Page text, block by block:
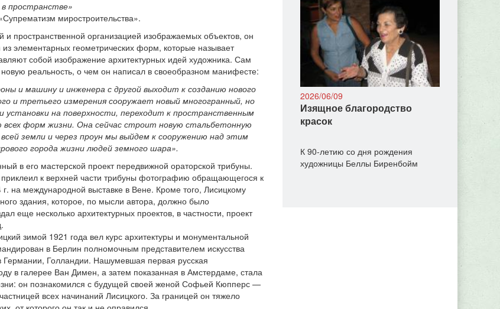
пространстве»
миростроительства».
пространственной организацией изображаемых объектов, он
элементарных геометрических форм, которые называет
собой изображение архитектурных идей художника. Сам
реальность, о чем он написал в своеобразном манифесте:
и машину и инженера с другой выходит к созданию нового
и третьего измерения сооружает новый многогранный, но
установки на поверхности, переходит к пространственным
форм жизни. Она сейчас строит новую стальбетонную
земли и через проун мы выйдем к сооружению над этим
города жизни людей земного шара».
в его мастерской проект передвижной ораторской трибуны.
к верхней части трибуны фотографию обращающегося к
на международной выставке в Вене. Кроме того, Лисицкому
здания, которое, по мысли автора, должно было
еще несколько архитектурных проектов, в частности, проект
зимой 1921 года вел курс архитектуры и монументальной
в Берлин полномочным представителем искусства
Германии, Голландии. Нашумевшая первая русская
в галерее Ван Димен, а затем показанная в Амстердаме, стала
он познакомился с будущей своей женой Софьей Кюпперс —
всех начинаний Лисицкого. За границей он тяжело
2026/06/09
Изящное благородство
красок
К 90-летию со дня рождения
художницы Беллы Биренбойм